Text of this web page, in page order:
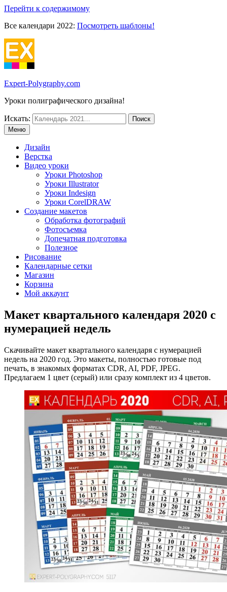
Перейти к содержимому
Все календари 2022: Посмотреть шаблоны!
Expert-Polygraphy.com
Уроки полиграфического дизайна!
Искать:
Меню
Дизайн
Верстка
Видео уроки
Уроки Photoshop
Уроки Illustrator
Уроки Indesign
Уроки CorelDRAW
Создание макетов
Обработка фотографий
Фотосъемка
Допечатная подготовка
Полезное
Рисование
Календарные сетки
Магазин
Корзина
Мой аккаунт
Макет квартального календаря 2020 с
нумерацией недель
Скачивайте макет квартального календаря с нумерацией
недель на 2020 год. Это макеты, полностью готовые под
печать, в знакомых форматах CDR, AI, PDF, JPEG.
Предлагаем 1 цвет (серый) или сразу комплект из 4 цветов.